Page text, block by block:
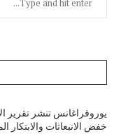
خفض الانبعاثات والابتكار